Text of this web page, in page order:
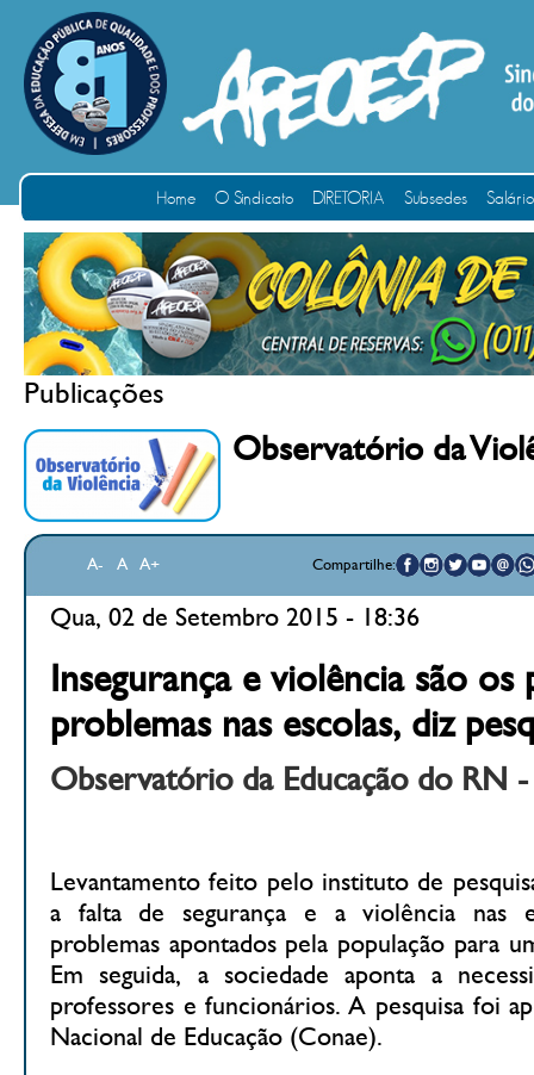
Home O Sindicato DIRETORIA Subsedes
Publicações
Observatório da
A- A A+ Compartilhe:
Qua, 02 de Setembro 2015 - 18:36
Insegurança e violência são os
problemas nas escolas, diz
Observatório da Educação do RN
Levantamento feito pelo instituto de
a falta de segurança e a violência nas
problemas apontados pela população para
Em seguida, a sociedade aponta a
professores e funcionários. A pesquisa foi
Nacional de Educação (Conae).